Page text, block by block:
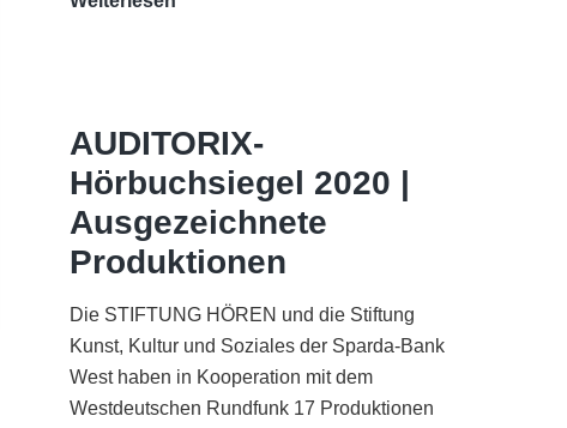
Funkhaus
Köln
AUDITORIX-
Hörbuchsiegel 2020 |
Ausgezeichnete
Produktionen
Die STIFTUNG HÖREN und die Stiftung
Kunst, Kultur und Soziales der Sparda-Bank
West haben in Kooperation mit dem
Westdeutschen Rundfunk 17 Produktionen